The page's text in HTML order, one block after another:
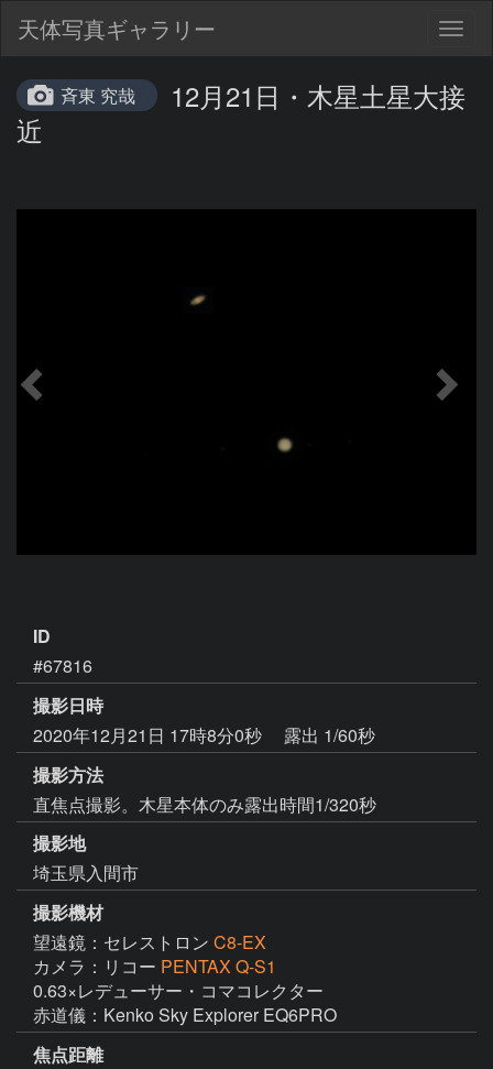
天体写真ギャラリー
斉東 究哉
12月21日・木星土星大接
近
ID
#67816
撮影日時
2020年12月21日 17時8分0秒
露出 1/60秒
撮影方法
直焦点撮影。木星本体のみ露出時間1/320秒
撮影地
埼玉県入間市
撮影機材
望遠鏡：セレストロン C8-EX
カメラ：リコー PENTAX Q-S1
0.63×レデューサー・コマコレクター
赤道儀：Kenko Sky Explorer EQ6PRO
焦点距離